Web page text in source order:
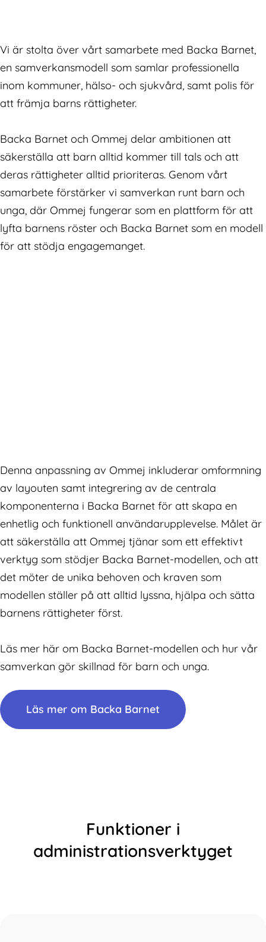
Vi är stolta över vårt samarbete med Backa Barnet,
en samverkansmodell som samlar professionella
inom kommuner, hälso- och sjukvård, samt polis för
att främja barns rättigheter.
Backa Barnet och Ommej delar ambitionen att
säkerställa att barn alltid kommer till tals och att
deras rättigheter alltid prioriteras. Genom vårt
samarbete förstärker vi samverkan runt barn och
unga, där Ommej fungerar som en plattform för att
lyfta barnens röster och Backa Barnet som en modell
för att stödja engagemanget.
Denna anpassning av Ommej inkluderar omformning
av layouten samt integrering av de centrala
komponenterna i Backa Barnet för att skapa en
enhetlig och funktionell användarupplevelse. Målet är
att säkerställa att Ommej tjänar som ett effektivt
verktyg som stödjer Backa Barnet-modellen, och att
det möter de unika behoven och kraven som
modellen ställer på att alltid lyssna, hjälpa och sätta
barnens rättigheter först.
Läs mer här om Backa Barnet-modellen och hur vår
samverkan gör skillnad för barn och unga.
Läs mer om Backa Barnet
Funktioner i
administrationsverktyget